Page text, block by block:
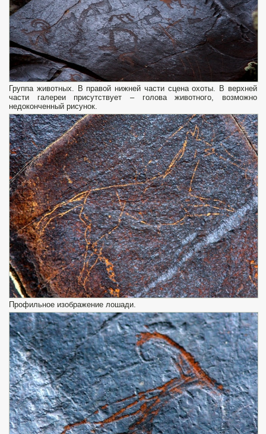
Группа животных. В правой нижней части сцена охоты. В верхней
части галереи присутствует – голова животного, возможно
недоконченный рисунок.
Профильное изображение лошади.